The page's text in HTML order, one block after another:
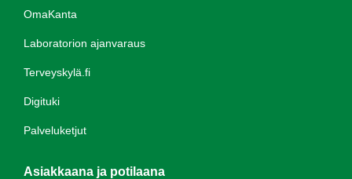
OmaKanta
Laboratorion ajanvaraus
Terveyskylä.fi
Digituki
Palveluketjut
Asiakkaana ja potilaana